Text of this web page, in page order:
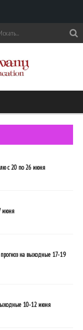
с 20 по 26 июня
июня
на выходные 17-19
10-12 июня